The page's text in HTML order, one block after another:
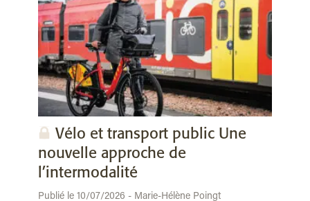
Vélo et transport public Une
nouvelle approche de
l’intermodalité
Publié le 10/07/2026 - Marie-Hélène Poingt